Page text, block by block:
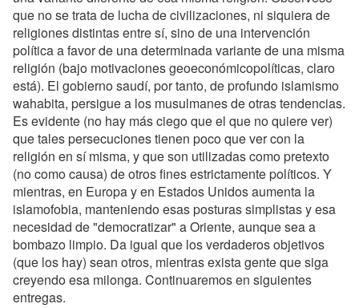
que no se trata de lucha de civilizaciones, ni siquiera de
religiones distintas entre sí, sino de una intervención
política a favor de una determinada variante de una misma
religión (bajo motivaciones geoeconómicopolíticas, claro
está). El gobierno saudí, por tanto, de profundo islamismo
wahabita, persigue a los musulmanes de otras tendencias.
Es evidente (no hay más ciego que el que no quiere ver)
que tales persecuciones tienen poco que ver con la
religión en sí misma, y que son utilizadas como pretexto
(no como causa) de otros fines estrictamente políticos. Y
mientras, en Europa y en Estados Unidos aumenta la
islamofobia, manteniendo esas posturas simplistas y esa
necesidad de "democratizar" a Oriente, aunque sea a
bombazo limpio. Da igual que los verdaderos objetivos
(que los hay) sean otros, mientras exista gente que siga
creyendo esa milonga. Continuaremos en siguientes
entregas.